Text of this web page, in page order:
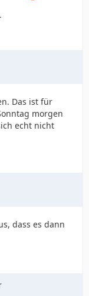
Das ist für
morgen
echt nicht
dass es dann